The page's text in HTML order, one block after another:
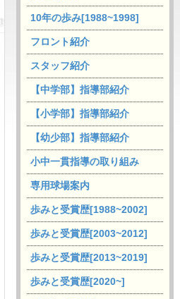
10年の歩み[1988~1998]
フロント紹介
スタッフ紹介
【中学部】指導部紹介
【小学部】指導部紹介
【幼少部】指導部紹介
小中一貫指導の取り組み
専用球場案内
歩みと受賞歴[1988~2002]
歩みと受賞歴[2003~2012]
歩みと受賞歴[2013~2019]
歩みと受賞歴[2020~]